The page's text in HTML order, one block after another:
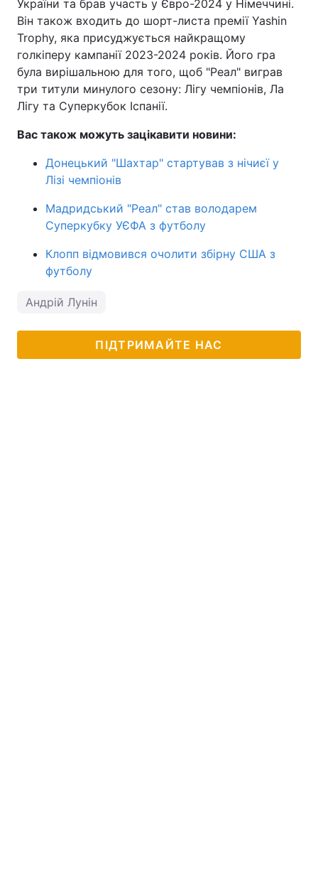
України та брав участь у Євро-2024 у Німеччині.
Він також входить до шорт-листа премії Yashin
Trophy, яка присуджується найкращому
голкіперу кампанії 2023-2024 років. Його гра
була вирішальною для того, щоб "Реал" виграв
три титули минулого сезону: Лігу чемпіонів, Ла
Лігу та Суперкубок Іспанії.
Вас також можуть зацікавити новини:
Донецький "Шахтар" стартував з нічиєї у
Лізі чемпіонів
Мадридський "Реал" став володарем
Суперкубку УЄФА з футболу
Клопп відмовився очолити збірну США з
футболу
Андрій Лунін
ПІДТРИМАЙТЕ НАС